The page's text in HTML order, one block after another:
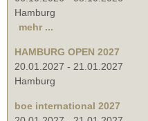
Hamburg
mehr ...
HAMBURG OPEN 2027
20.01.2027 - 21.01.2027
Hamburg
boe international 2027